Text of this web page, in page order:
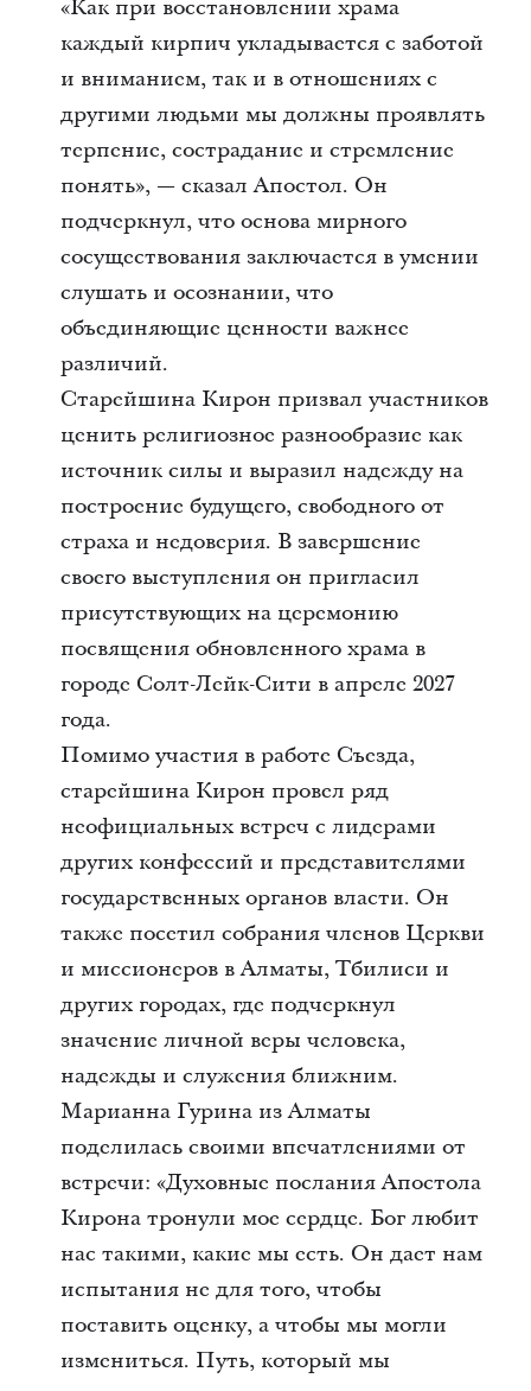
«Как при восстановлении храма
каждый кирпич укладывается с заботой
и вниманием, так и в отношениях с
другими людьми мы должны проявлять
терпение, сострадание и стремление
понять», — сказал Апостол. Он
подчеркнул, что основа мирного
сосуществования заключается в умении
слушать и осознании, что
объединяющие ценности важнее
различий.
Старейшина Кирон призвал участников
ценить религиозное разнообразие как
источник силы и выразил надежду на
построение будущего, свободного от
страха и недоверия. В завершение
своего выступления он пригласил
присутствующих на церемонию
посвящения обновленного храма в
городе Солт-Лейк-Сити в апреле 2027
года.
Помимо участия в работе Съезда,
старейшина Кирон провел ряд
неофициальных встреч с лидерами
других конфессий и представителями
государственных органов власти. Он
также посетил собрания членов Церкви
и миссионеров в Алматы, Тбилиси и
других городах, где подчеркнул
значение личной веры человека,
надежды и служения ближним.
Марианна Гурина из Алматы
поделилась своими впечатлениями от
встречи: «Духовные послания Апостола
Кирона тронули мое сердце. Бог любит
нас такими, какие мы есть. Он дает нам
испытания не для того, чтобы
поставить оценку, а чтобы мы могли
измениться. Путь, который мы